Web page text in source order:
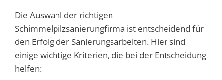
Die Auswahl der richtigen
Schimmelpilzsanierungfirma ist entscheidend für
den Erfolg der Sanierungsarbeiten. Hier sind
einige wichtige Kriterien, die bei der Entscheidung
helfen: